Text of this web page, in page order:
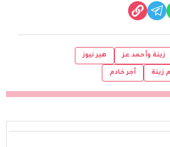
زينة وأحمد عز هير نيوز
زينة أجر خادم